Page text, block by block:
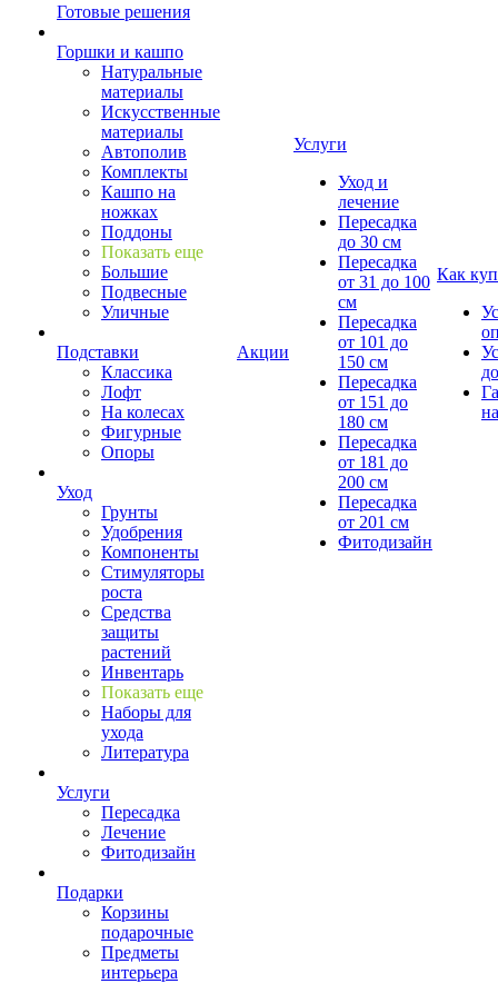
Готовые решения
Горшки и кашпо
Натуральные
материалы
Искусственные
материалы
Автополив
Комплекты
Кашпо на
ножках
Поддоны
Показать еще
Большие
Подвесные
Уличные
Подставки
Классика
Лофт
На колесах
Фигурные
Опоры
Уход
Грунты
Удобрения
Компоненты
Стимуляторы
роста
Средства
защиты
растений
Инвентарь
Показать еще
Наборы для
ухода
Литература
Услуги
Пересадка
Лечение
Фитодизайн
Подарки
Корзины
подарочные
Предметы
интерьера
Акции
Услуги
Уход и
лечение
Пересадка
до 30 см
Пересадка
от 31 до 100
см
Пересадка
от 101 до
150 см
Пересадка
от 151 до
180 см
Пересадка
от 181 до
200 см
Пересадка
от 201 см
Фитодизайн
Как